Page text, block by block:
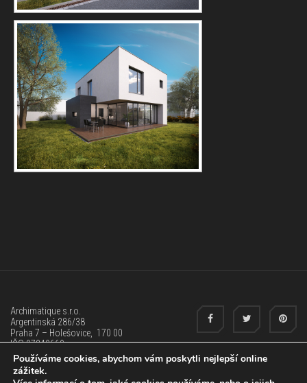
Archimatique s.r.o.
Argentinská 286/38
Praha 7 – Holešovice, 170 00
IČO 07240660
Zapsáno u Městského soudu v Praze
vložka C 297446
Bankovní spojení: 115-7531630257/0100
Používáme cookies, abychom vám poskytli nejlepší online
zážitek.